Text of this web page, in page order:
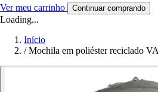
Ver meu carrinho Continuar comprando
Loading...
Início
/ Mochila em poliéster reciclado